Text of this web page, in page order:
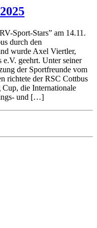
Sport-Stars” am 14.11.
durch den
wurde Axel Viertler,
e.V. geehrt. Unter seiner
der Sportfreunde vom
richtete der RSC Cottbus
die Internationale
und […]